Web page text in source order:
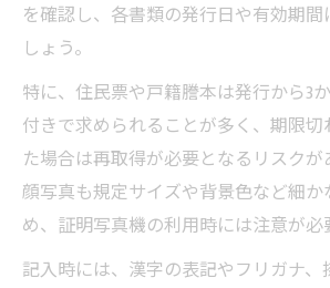
を確認し、各書類の発行日や有効期
しょう。
特に、住民票や戸籍謄本は発行から3
付きで求められることが多く、期限
た場合は再取得が必要となるリスクが
顔写真も規定サイズや背景色など細
め、証明写真機の利用時には注意が必
記入時には、漢字の表記やフリガナ